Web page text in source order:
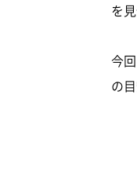
を
今
の